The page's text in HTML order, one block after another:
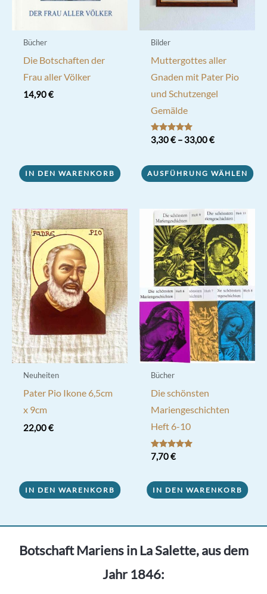
Bücher
Die Botschaften der
Frau aller Völker
14,90€
IN DEN WARENKORB
Bilder
Muttergottes aller
Gnaden mit Pater Pio
und Schutzengel
Gemälde
Bewertet mit
5.00
3,30€– 33,00€
AUSFÜHRUNG WÄHLEN
Produkt
mehrere
Varianten
auf.
Die
Optionen
können
auf
der
Produktseite
gewählt
werden
Neuheiten
Pater Pio Ikone 6,5cm
x 9cm
22,00€
IN DEN WARENKORB
Bücher
Die schönsten
Mariengeschichten
Heft 6-10
Bewertet mit
5.00
7,70€
IN DEN WARENKORB
Botschaft Mariens in La Salette, aus dem
Jahr 1846: